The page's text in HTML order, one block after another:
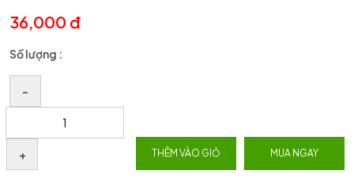
36,000 đ
Số lượng :
–
+ THÊM VÀO GIỎ MUA NGAY